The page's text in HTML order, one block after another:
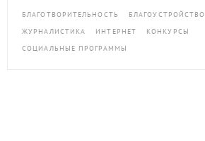
БЛАГОТВОРИТЕЛЬНОСТЬ БЛАГОУСТРОЙСТВО
ЖУРНАЛИСТИКА
ИНТЕРНЕТ
КОНКУРСЫ
СОЦИАЛЬНЫЕ ПРОГРАММЫ